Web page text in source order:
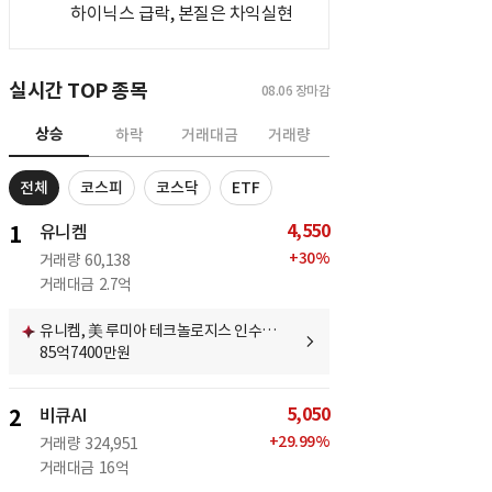
하이닉스 급락, 본질은 차익실현
실시간 TOP 종목 08.06 장마감
상승 하락 거래대금 거래량
전체 코스피 코스닥 ETF
1 유니켐
거래량 60,138
거래대금 2.7억
4,550
+30%
유니켐, 美 루미아 테크놀로지스 인수…
85억7400만원
2 비큐AI
거래량 324,951
거래대금 16억
5,050
+29.99%